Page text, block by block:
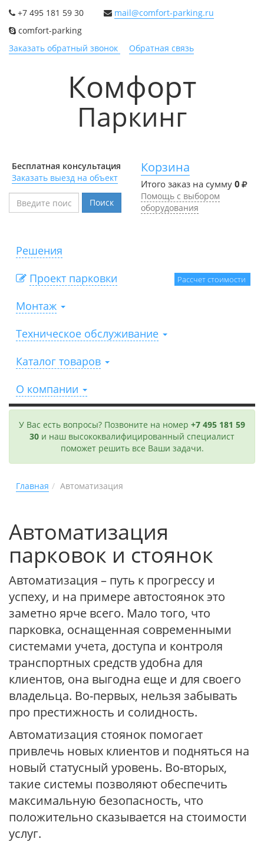
+7 495 181 59 30
mail@comfort-parking.ru
comfort-parking
Заказать обратный звонок
Обратная связь
Комфорт
Паркинг
Бесплатная консультация
Заказать выезд на объект
Поиск
Корзина
Итого заказ на сумму 0
Помощь с выбором
оборудования
Решения
Рассчет стоимости
Проект парковки
Монтаж
Техническое обслуживание
Каталог товаров
О компании
У Вас есть вопросы? Позвоните на номер +7 495 181 59
30 и наш высококвалифицированный специалист
поможет решить все Ваши задачи.
Главная Автоматизация
Автоматизация
парковок и стоянок
Автоматизация – путь к прогрессу и
успеху, и на примере автостоянок это
заметно ярче всего. Мало того, что
парковка, оснащенная современными
системами учета, доступа и контроля
транспортных средств удобна для
клиентов, она выгодна еще и для своего
владельца. Во-первых, нельзя забывать
про престижность и солидность.
Автоматизация стоянок помогает
привлечь новых клиентов и подняться на
новый статусный уровень. Во-вторых,
такие системы позволяют обеспечить
максимальную безопасность, что
положительно сказывается на стоимости
услуг.